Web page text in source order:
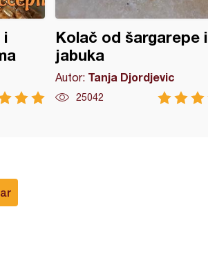
i
Kolač od šargarepe i
jabuka
Autor: Tanja Djordjevic
25042